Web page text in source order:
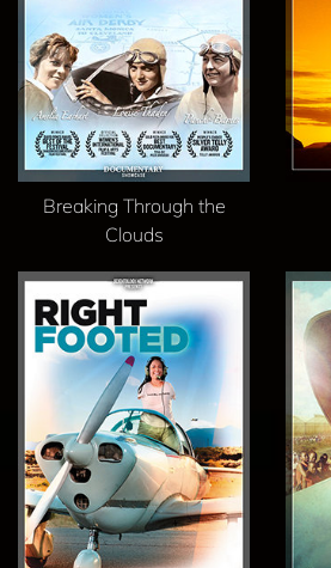
Breaking Through the
Clouds